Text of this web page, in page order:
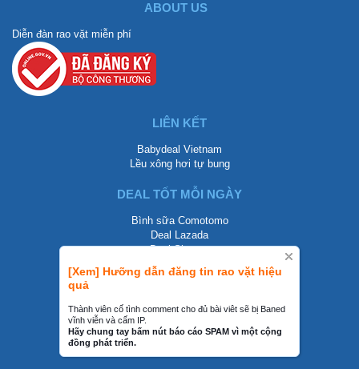
[Xem] Hưỡng dẫn đăng tin rao vặt hiệu
quả
Thành viên cố tình comment cho đủ bài viêt sẽ bị Baned
vĩnh viễn và cấm IP.
Hãy chung tay bấm nút báo cáo SPAM vì một cộng
đồng phát triển.
ABOUT US
Diễn đàn rao vặt miễn phí
LIÊN KẾT
Babydeal Vietnam
Lều xông hơi tự bung
DEAL TỐT MỖI NGÀY
Bình sữa Comotomo
Deal Lazada
Deal Shopee
LIÊN HỆ
0858002468
contact@mraovat.vn